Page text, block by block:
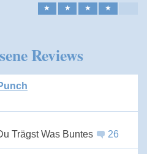
★ ★ ★ ★
Reviews
Trägst Was Buntes
26